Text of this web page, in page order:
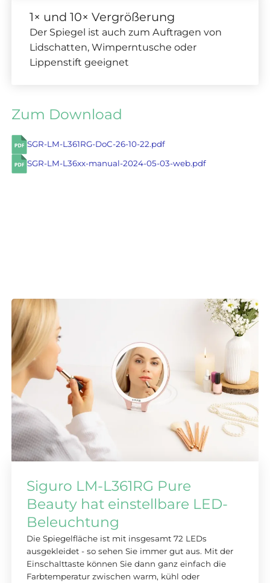
1× und 10× Vergrößerung
Der Spiegel ist auch zum Auftragen von
Lidschatten, Wimperntusche oder
Lippenstift geeignet
Zum Download
SGR-LM-L361RG-DoC-26-10-22.pdf
SGR-LM-L36xx-manual-2024-05-03-web.pdf
Siguro LM-L361RG Pure
Beauty hat einstellbare LED-
Beleuchtung
Die Spiegelfläche ist mit insgesamt 72 LEDs
ausgekleidet - so sehen Sie immer gut aus. Mit der
Einschalttaste können Sie dann ganz einfach die
Farbtemperatur zwischen warm, kühl oder